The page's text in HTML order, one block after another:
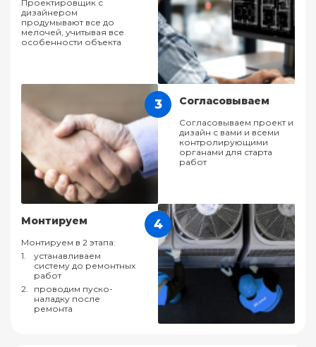
Проектировщик с
дизайнером
продумывают все до
мелочей, учитывая все
особенности объекта
3 Согласовываем
Согласовываем проект и
дизайн с вами и всеми
контролирующими
органами для старта
работ
4
Монтируем
Монтируем в 2 этапа:
устанавливаем
систему до ремонтных
работ
проводим пуско-
наладку после
ремонта